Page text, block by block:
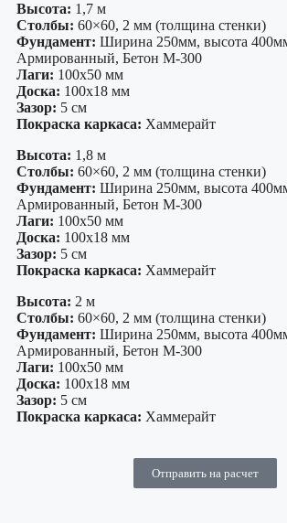
Высота: 1,7 м
Столбы: 60×60, 2 мм (толщина стенки)
Фундамент: Ширина 250мм, высота
Армированный, Бетон М-300
Лаги: 100х50 мм
Доска: 100х18 мм
Зазор: 5 см
Покраска каркаса: Хаммерайт
Высота: 1,8 м
Столбы: 60×60, 2 мм (толщина стенки)
Фундамент: Ширина 250мм, высота
Армированный, Бетон М-300
Лаги: 100х50 мм
Доска: 100х18 мм
Зазор: 5 см
Покраска каркаса: Хаммерайт
Высота: 2 м
Столбы: 60×60, 2 мм (толщина стенки)
Фундамент: Ширина 250мм, высота
Армированный, Бетон М-300
Лаги: 100х50 мм
Доска: 100х18 мм
Зазор: 5 см
Покраска каркаса: Хаммерайт
Отправить на расчет